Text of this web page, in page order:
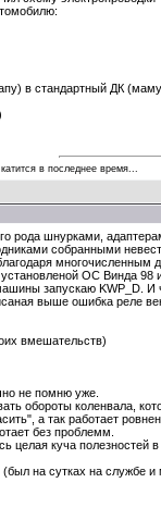
в стандартный ДК
в последнее время...
шнурками,
собранными
многочисленным
ОС Винда
запускаю KWP_D. И
выше ошибка реле
вмешательств)
не помню уже.
обороты коленвала,
а так работает
без проблемм.
целая куча
на сутках на службе и